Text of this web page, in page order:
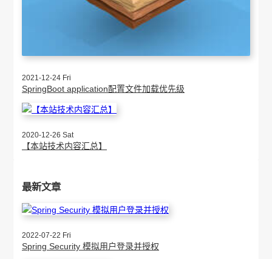
2021-12-24 Fri
SpringBoot application配置文件加载优先级
2020-12-26 Sat
【本站技术内容汇总】
最新文章
2022-07-22 Fri
Spring Security 模拟用户登录并授权